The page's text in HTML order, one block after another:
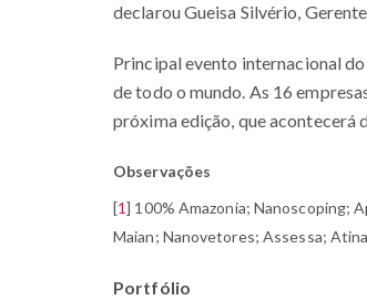
declarou Gueisa Silvério,
Principal evento internacional
de todo o mundo. As 16
próxima edição, que acontecerá
Observações
[1] 100% Amazonia; Nanoscoping;
Maian; Nanovetores; Assessa;
Portfólio